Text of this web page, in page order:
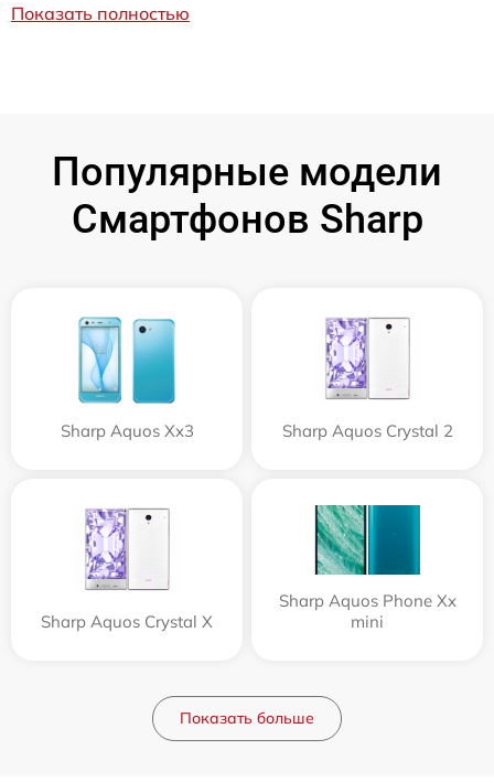
Показать полностью
Популярные модели
Смартфонов Sharp
Sharp Aquos Xx3 Sharp Aquos Crystal 2
Sharp Aquos Crystal X
Sharp Aquos Phone Xx
mini
Показать больше